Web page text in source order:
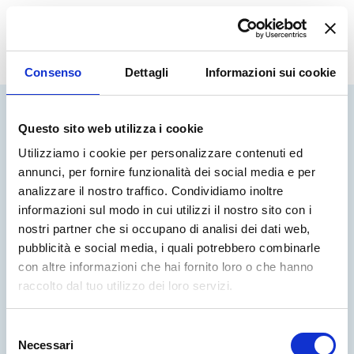
Consenso Dettagli Informazioni sui cookie
Questo sito web utilizza i cookie
Utilizziamo i cookie per personalizzare contenuti ed
annunci, per fornire funzionalità dei social media e per
analizzare il nostro traffico. Condividiamo inoltre
informazioni sul modo in cui utilizzi il nostro sito con i
nostri partner che si occupano di analisi dei dati web,
pubblicità e social media, i quali potrebbero combinarle
con altre informazioni che hai fornito loro o che hanno
raccolto dal tuo utilizzo dei loro servizi.
delNecessari
ITA EN ES